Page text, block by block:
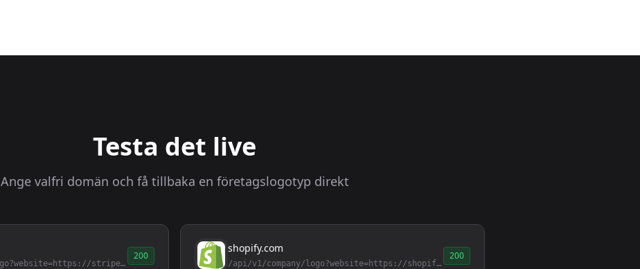
Testa det live
Ange valfri domän och få tillbaka en företagslogotyp direkt
/api/v1/company/logo?website=https://stripe.com
200
shopify.com
/api/v1/company/logo?website=https://shopify.com
200